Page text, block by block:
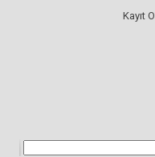
Kayıt Ol